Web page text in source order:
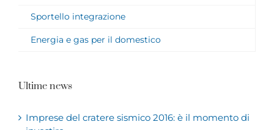
Sportello integrazione
Energia e gas per il domestico
Ultime news
Imprese del cratere sismico 2016: è il momento di